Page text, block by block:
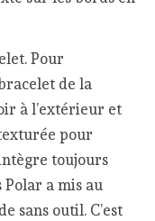
Pour
de la
à l’extérieur et
pour
toujours
a mis au
sans outil. C’est